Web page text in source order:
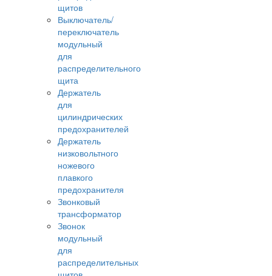
щитов
Выключатель/
переключатель
модульный
для
распределительного
щита
Держатель
для
цилиндрических
предохранителей
Держатель
низковольтного
ножевого
плавкого
предохранителя
Звонковый
трансформатор
Звонок
модульный
для
распределительных